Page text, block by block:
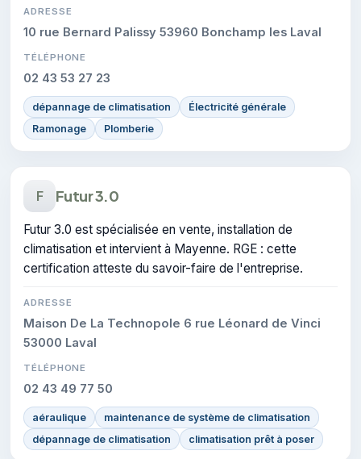
ADRESSE
10 rue Bernard Palissy 53960 Bonchamp les Laval
TÉLÉPHONE
02 43 53 27 23
dépannage de climatisation
Électricité générale
Ramonage
Plomberie
F Futur 3.0
Futur 3.0 est spécialisée en vente, installation de
climatisation et intervient à Mayenne. RGE : cette
certification atteste du savoir-faire de l'entreprise.
ADRESSE
Maison De La Technopole 6 rue Léonard de Vinci
53000 Laval
TÉLÉPHONE
02 43 49 77 50
aéraulique
maintenance de système de climatisation
dépannage de climatisation
climatisation prêt à poser